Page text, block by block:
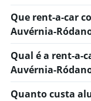
Que rent-a-car
Auvérnia-
Qual é a rent-a-
Auvérnia-
Quanto custa